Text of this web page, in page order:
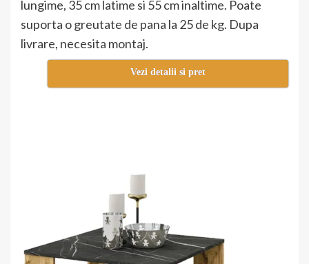
lungime, 35 cm latime si 55 cm inaltime. Poate
suporta o greutate de pana la 25 de kg. Dupa
livrare, necesita montaj.
Vezi detalii si pret